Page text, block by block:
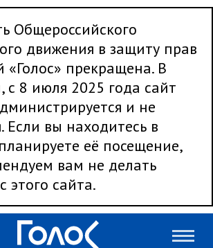
Общероссийского
движения в защиту прав
«Голос» прекращена. В
с 8 июля 2025 года сайт
и не
Если вы находитесь в
её посещение,
вам не делать
этого сайта.